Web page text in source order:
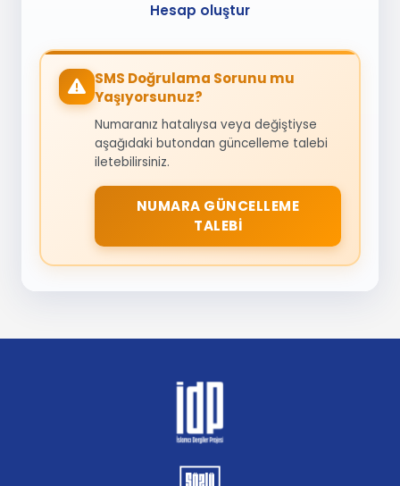
Hesap oluştur
SMS Doğrulama Sorunu mu
Yaşıyorsunuz?
Numaranız hatalıysa veya değiştiyse
aşağıdaki butondan güncelleme talebi
iletebilirsiniz.
NUMARA GÜNCELLEME
TALEBI